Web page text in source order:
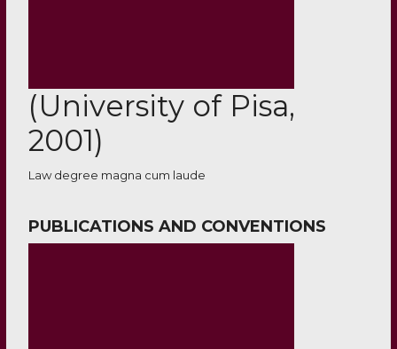
(University of Pisa,
2001)
Law degree magna cum laude
PUBLICATIONS AND CONVENTIONS